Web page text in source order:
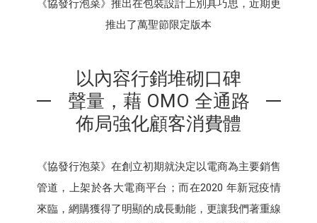
《協發行泡菜》推出在包裝設計上別具巧思，近期更
推出了萬聖節限定版本
以內容行銷堆砌口碑
聲量，藉 OMO 全通路
佈局強化顧客消費體
《協發行泡菜》在創立初期就決定以電商為主要銷售
管道，上架於各大電商平台；而在2020 年新冠疫情
來臨，網購獲得了明顯的成長動能，更讓我們著重線